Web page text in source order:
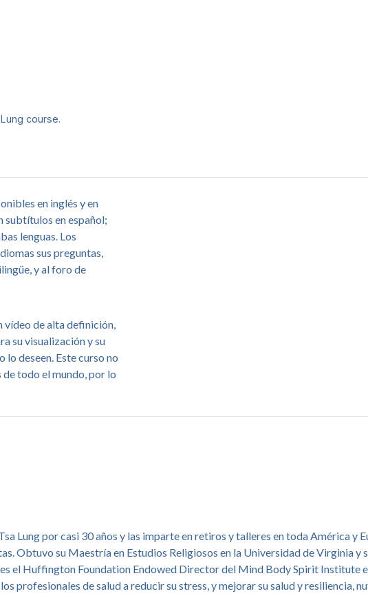
course.
en inglés y en
subtítulos en español;
lenguas. Los
sus preguntas,
y al foro de
vídeo de alta definición,
su visualización y su
lo deseen. Este curso no
todo el mundo, por lo
Lung por casi 30 años y las imparte en retiros y talleres en toda América y
Obtuvo su Maestría en Estudios Religiosos en la Universidad de Virginia y
el Huffington Foundation Endowed Director del Mind Body Spirit Institute
profesionales de salud a reducir su stress, y mejorar su salud y resiliencia,